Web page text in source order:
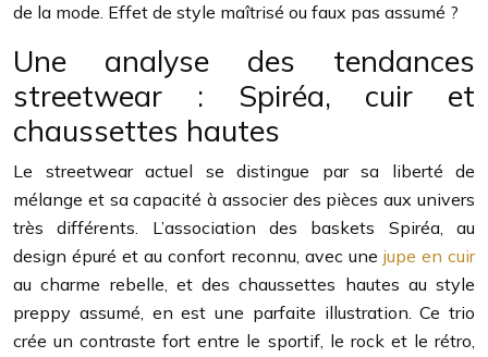
de la mode. Effet de style maîtrisé ou faux pas assumé ?
Une analyse des tendances
streetwear : Spiréa, cuir et
chaussettes hautes
Le streetwear actuel se distingue par sa liberté de
mélange et sa capacité à associer des pièces aux univers
très différents. L’association des baskets Spiréa, au
design épuré et au confort reconnu, avec une jupe en cuir
au charme rebelle, et des chaussettes hautes au style
preppy assumé, en est une parfaite illustration. Ce trio
crée un contraste fort entre le sportif, le rock et le rétro,